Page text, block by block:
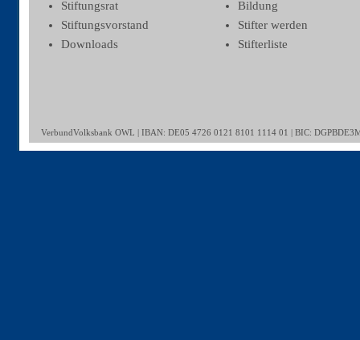
Stiftungsrat
Stiftungsvorstand
Downloads
Bildung
Stifter werden
Stifterliste
VerbundVolksbank OWL | IBAN: DE05 4726 0121 8101 1114 01 | BIC: